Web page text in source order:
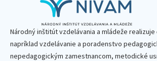
Národný inštitút vzdelávania a mládeže realizuje
napríklad vzdelávanie a poradenstvo
nepedagogickým zamestnancom, metodické